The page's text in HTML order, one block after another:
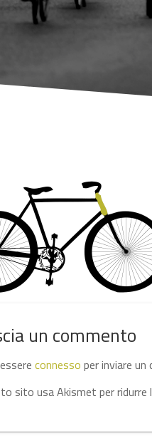
un commento
connesso per inviare un
sito usa Akismet per